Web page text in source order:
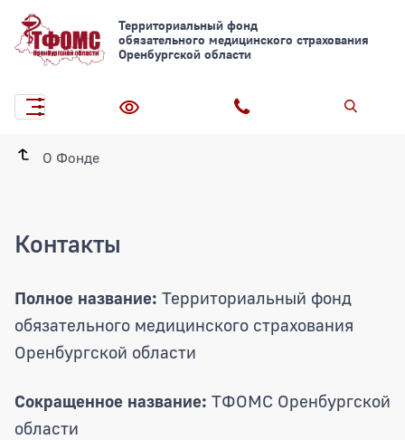
Территориальный фонд
обязательного медицинского страхования
Оренбургской области
О Фонде
Контакты
Полное название: Территориальный фонд
обязательного медицинского страхования
Оренбургской области
Сокращенное название: ТФОМС Оренбургской
области